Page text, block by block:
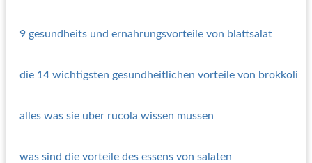
9 gesundheits und ernahrungsvorteile von blattsalat
die 14 wichtigsten gesundheitlichen vorteile von brokkoli
alles was sie uber rucola wissen mussen
was sind die vorteile des essens von salaten